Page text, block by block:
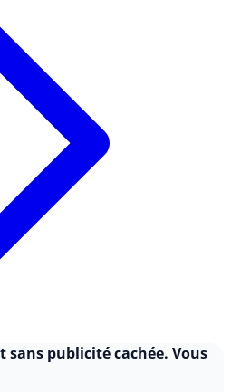
publicité cachée. Vous